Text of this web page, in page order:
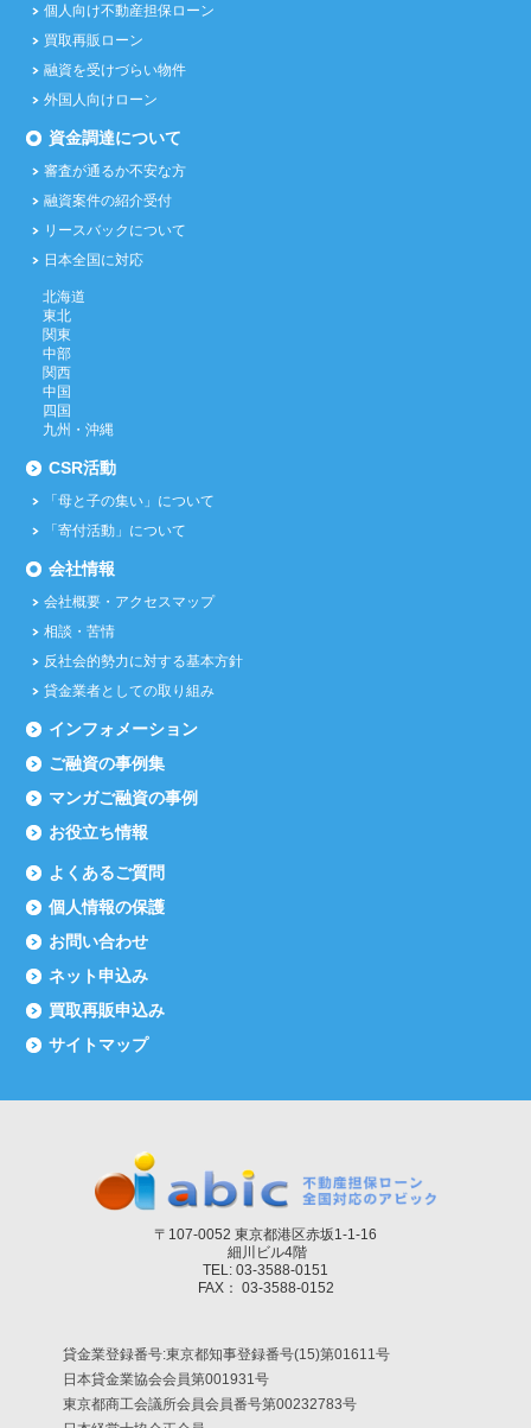
個人向け不動産担保ローン
買取再販ローン
融資を受けづらい物件
外国人向けローン
資金調達について
審査が通るか不安な方
融資案件の紹介受付
リースバックについて
日本全国に対応
北海道
東北
関東
中部
関西
中国
四国
九州・沖縄
CSR活動
「母と子の集い」について
「寄付活動」について
会社情報
会社概要・アクセスマップ
相談・苦情
反社会的勢力に対する基本方針
貸金業者としての取り組み
インフォメーション
ご融資の事例集
マンガご融資の事例
お役立ち情報
よくあるご質問
個人情報の保護
お問い合わせ
ネット申込み
買取再販申込み
サイトマップ
〒107-0052 東京都港区赤坂1-1-16
細川ビル4階
TEL: 03-3588-0151
FAX： 03-3588-0152
貸金業登録番号:東京都知事登録番号(15)第01611号
日本貸金業協会会員第001931号
東京都商工会議所会員会員番号第00232783号